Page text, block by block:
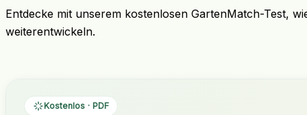
Entdecke mit unserem kostenlosen GartenMatch-Test,
weiterentwickeln.
Kostenlos · PDF